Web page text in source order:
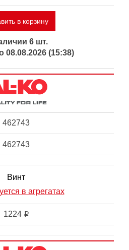
в корзину
6 шт.
08.08.2026 (15:38)
462743
462743
Винт
в агрегатах
1224 i